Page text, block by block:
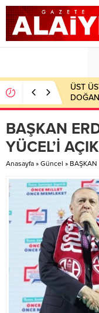
ÜST
DOĞAN
BAŞKAN
YÜCEL’İ
Anasayfa » Güncel » BAŞKAN